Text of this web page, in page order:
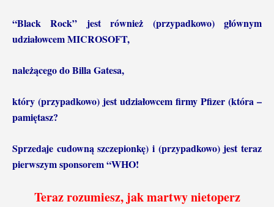
“Black Rock” jest również (przypadkowo) głównym
udziałowcem MICROSOFT,
należącego do Billa Gatesa,
który (przypadkowo) jest udziałowcem firmy Pfizer (która –
pamiętasz?
Sprzedaje cudowną szczepionkę) i (przypadkowo) jest teraz
pierwszymsponsorem “WHO!
Teraz rozumiesz, jak martwy nietoperz